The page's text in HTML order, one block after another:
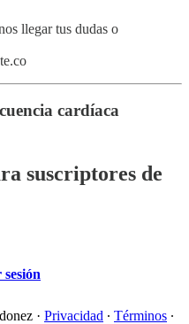
llegar tus dudas o
cardíaca
suscriptores de
· Privacidad ∙ Términos ∙